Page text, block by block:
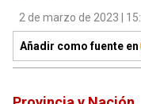
2 de marzo de 2023 |
Añadir como fuente en